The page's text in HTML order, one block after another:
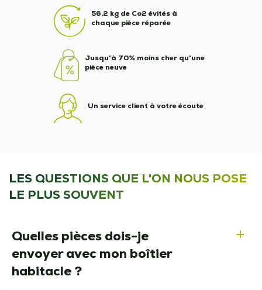
56,2 kg de Co2 évités à
chaque pièce réparée
Jusqu'à 70% moins cher qu'une
pièce neuve
Un service client à votre écoute
LES QUESTIONS QUE L'ON NOUS POSE
LE PLUS SOUVENT
a
Quelles pièces dois-je
envoyer avec mon boîtier
habitacle ?